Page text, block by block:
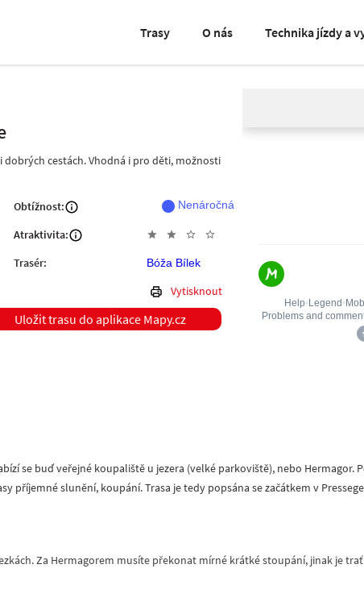
Trasy O nás Technika jízdy a
Obtížnost:
Trasér: Bóža Bílek
fiber_manual_record Nenáročná
Atraktivita:
Vytisknout
Uložit trasu do aplikace Mapy.cz
star star star_outline star_outline
cestách. Vhodná i pro děti, možnosti
se buď veřejné koupaliště u jezera (velké parkoviště), nebo Hermagor.
příjemné slunění, koupání. Trasa je tedy popsána se začátkem v
Za Hermagorem musíte překonat mírné krátké stoupání, jinak je